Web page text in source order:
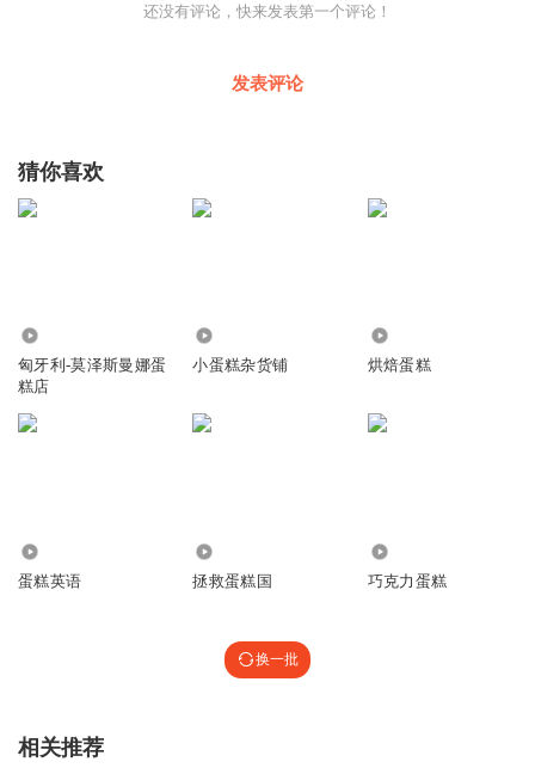
还没有评论，快来发表第一个评论！
发表评论
猜你喜欢
匈牙利-莫泽斯曼娜蛋
糕店
小蛋糕杂货铺 烘焙蛋糕
蛋糕英语 拯救蛋糕国 巧克力蛋糕
换一批
相关推荐